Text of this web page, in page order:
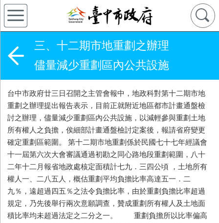
三、十二期市地重劃之辦理
儘量減少重劃區內公共設施
台中市政府廿三日召開之主管會報中，地政科對第十二期市地
重劃之辦理提出報告表示，目前正就附近地區都市計畫通盤檢
討之辦理，儘量減少重劃區內公共設施，以減輕參與重劃土地
所有權人之負擔，俟細部計畫通盤檢討定案後，報請省府變更
確定重劃區範圍。 第十二期市地重劃係於民國七十七年經議會
十一屆第六次大會審議通過初勘之同心路地段重劃範圍，八十
二年十二月報省地政處核定面積計七九．三四公頃 ，土地所有
權人一、二八五人，概估重劃平均負擔比率高達五一．二
九％，遠超過四五％之法令負擔比率，由於重劃負擔比率超過
規定，乃先後舉行兩次意願調查，贊成重劃所有權人及土地面
積比率均未超過法定之二分之一。 重劃負擔所以比率偏高